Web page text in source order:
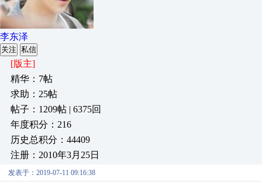
李东泽
关注 私信
[版主]
精华：7帖
求助：25帖
帖子：1209帖 | 6375回
年度积分：216
历史总积分：44409
注册：2010年3月25日
发表于：2019-07-11 09:16:38